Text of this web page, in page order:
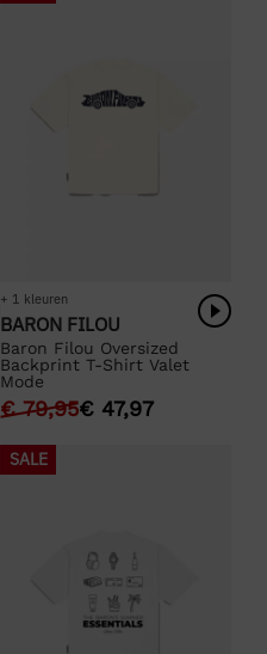
+ 1 kleuren
BARON FILOU
Baron Filou Oversized
Backprint T-Shirt Valet
Mode
€79,95€ 47,97
SALE